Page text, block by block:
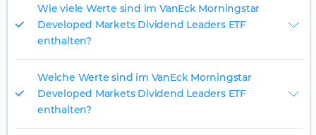
Wie viele Werte sind im VanEck Morningstar
Developed Markets Dividend Leaders ETF
enthalten?
Welche Werte sind im VanEck Morningstar
Developed Markets Dividend Leaders ETF
enthalten?